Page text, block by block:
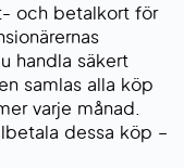
och betalkort för
handla säkert
samlas alla köp
varje månad.
dessa köp –